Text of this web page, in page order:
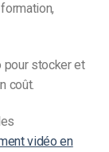
pour stocker et
coût.
vidéo en